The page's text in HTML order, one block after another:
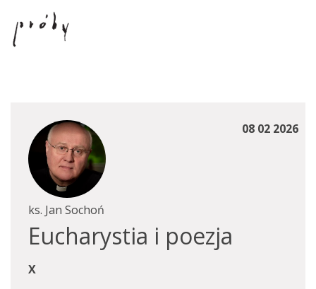
08 02 2026
ks. Jan Sochoń
Eucharystia i poezja
X